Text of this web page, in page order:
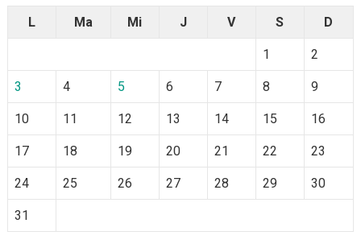
L Ma Mi J V S D
1 2
3 4 5 6 7 8 9
10 11 12 13 14 15 16
17 18 19 20 21 22 23
24 25 26 27 28 29 30
31